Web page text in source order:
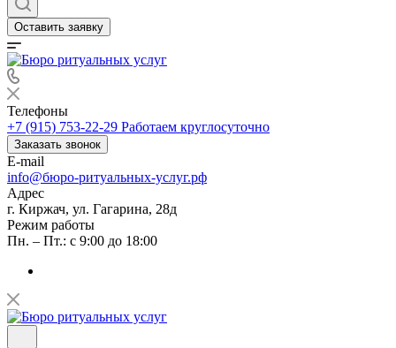
Оставить заявку
Телефоны
+7 (915) 753-22-29 Работаем круглосуточно
Заказать звонок
E-mail
info@бюро-ритуальных-услуг.рф
Адрес
г. Киржач, ул. Гагарина, 28д
Режим работы
Пн. – Пт.: с 9:00 до 18:00